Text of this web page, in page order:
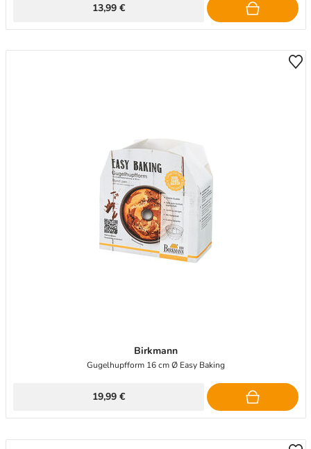
13,99 €
Birkmann
Gugelhupfform 16 cm Ø Easy Baking
19,99 €